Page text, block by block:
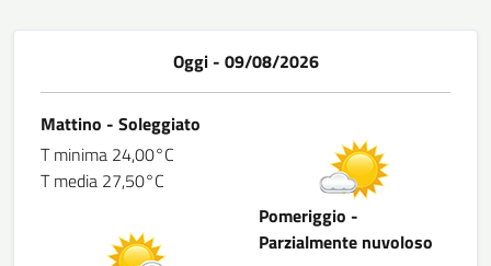
Oggi - 09/08/2026
Mattino - Soleggiato
T minima 24,00°C
T media 27,50°C
Pomeriggio -
Parzialmente nuvoloso